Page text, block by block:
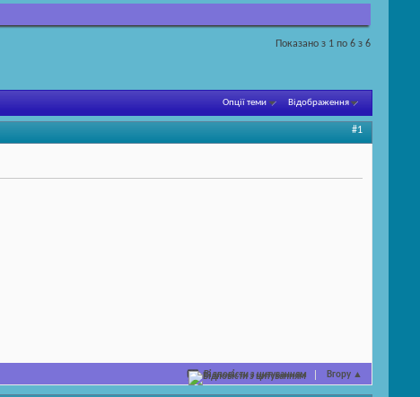
Показано з 1 по 6 з 6
Опції теми Відображення
#1
Відповісти з цитуванням Вгору ▲